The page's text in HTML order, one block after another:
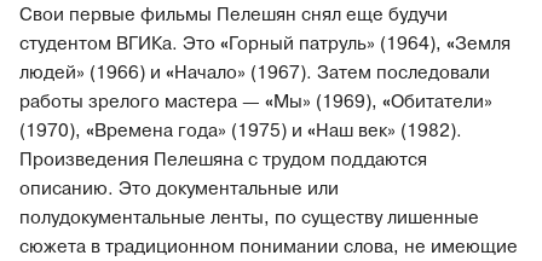
Свои первые фильмы Пелешян снял еще будучи
студентом ВГИКа. Это «Горный патруль» (1964), «Земля
людей» (1966) и «Начало» (1967). Затем последовали
работы зрелого мастера — «Мы» (1969), «Обитатели»
(1970), «Времена года» (1975) и «Наш век» (1982).
Произведения Пелешяна с трудом поддаются
описанию. Это документальные или
полудокументальные ленты, по существу лишенные
сюжета в традиционном понимании слова, не имеющие